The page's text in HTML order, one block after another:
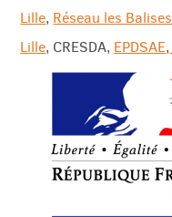
Lille, Réseau les Balises
Lille, CRESDA, EPDSAE,